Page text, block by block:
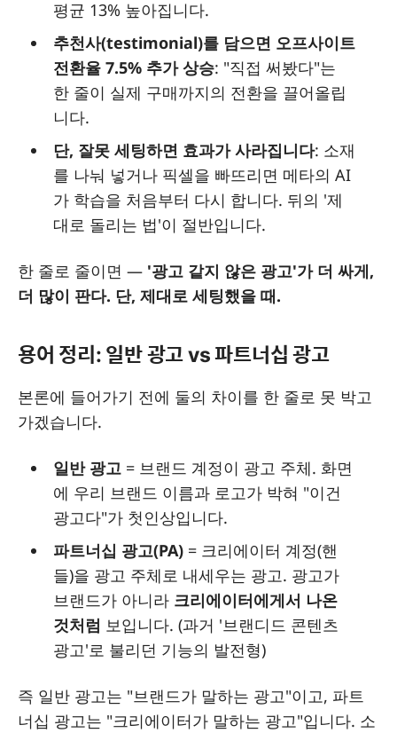
평균 13% 높아집니다.
추천사(testimonial)를 담으면 오프사이트
전환율 7.5% 추가 상승: "직접 써봤다"는
한 줄이 실제 구매까지의 전환을 끌어올립
니다.
단, 잘못 세팅하면 효과가 사라집니다: 소재
를 나눠 넣거나 픽셀을 빠뜨리면 메타의 AI
가 학습을 처음부터 다시 합니다. 뒤의 '제
대로 돌리는 법'이 절반입니다.
한 줄로 줄이면 — '광고 같지 않은 광고'가 더 싸게,
더 많이 판다. 단, 제대로 세팅했을 때.
용어 정리: 일반 광고 vs 파트너십 광고
본론에 들어가기 전에 둘의 차이를 한 줄로 못 박고
가겠습니다.
일반 광고= 브랜드 계정이 광고 주체. 화면
에 우리 브랜드 이름과 로고가 박혀 "이건
광고다"가 첫인상입니다.
파트너십 광고(PA)= 크리에이터 계정(핸
들)을 광고 주체로 내세우는 광고. 광고가
브랜드가 아니라 크리에이터에게서 나온
것처럼 보입니다. (과거 '브랜디드 콘텐츠
광고'로 불리던 기능의 발전형)
즉 일반 광고는 "브랜드가 말하는 광고"이고, 파트
너십 광고는 "크리에이터가 말하는 광고"입니다. 소